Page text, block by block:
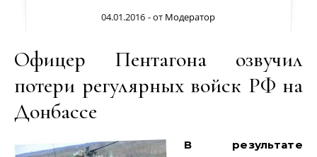
04.01.2016 - от Модератор
Офицер Пентагона озвучил
потери регулярных войск РФ на
Донбассе
В результате